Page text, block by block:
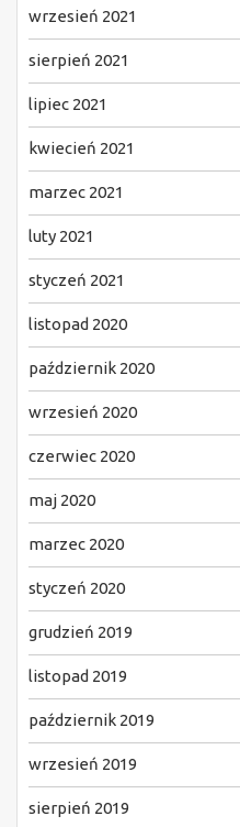
wrzesień 2021
sierpień 2021
lipiec 2021
kwiecień 2021
marzec 2021
luty 2021
styczeń 2021
listopad 2020
październik 2020
wrzesień 2020
czerwiec 2020
maj 2020
marzec 2020
styczeń 2020
grudzień 2019
listopad 2019
październik 2019
wrzesień 2019
sierpień 2019